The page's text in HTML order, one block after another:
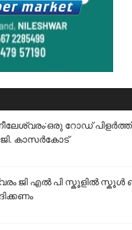
റോഡ്
കാസർകോട്
ജി എൽ പി സ്കൂളിൽ